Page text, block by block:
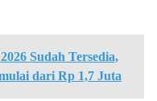
Sudah Tersedia,
dari Rp 1,7 Juta